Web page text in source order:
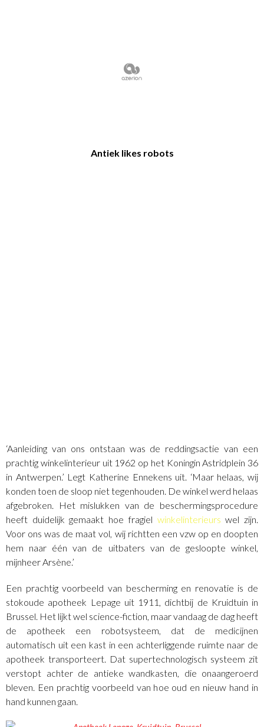
Antiek likes robots
‘Aanleiding van ons ontstaan was de reddingsactie van een
prachtig winkelinterieur uit 1962 op het Koningin Astridplein 36
in Antwerpen.’ Legt Katherine Ennekens uit. ‘Maar helaas, wij
konden toen de sloop niet tegenhouden. De winkel werd helaas
afgebroken. Het mislukken van de beschermingsprocedure
heeft duidelijk gemaakt hoe fragiel winkelinterieurs wel zijn.
Voor ons was de maat vol, wij richtten een vzw op en doopten
hem naar één van de uitbaters van de gesloopte winkel,
mijnheer Arsène.’
Een prachtig voorbeeld van bescherming en renovatie is de
stokoude apotheek Lepage uit 1911, dichtbij de Kruidtuin in
Brussel. Het lijkt wel science-fiction, maar vandaag de dag heeft
de apotheek een robotsysteem, dat de medicijnen
automatisch uit een kast in een achterliggende ruimte naar de
apotheek transporteert. Dat supertechnologisch systeem zit
verstopt achter de antieke wandkasten, die onaangeroerd
bleven. Een prachtig voorbeeld van hoe oud en nieuw hand in
hand kunnen gaan.